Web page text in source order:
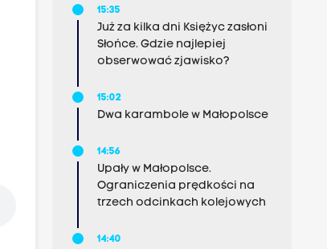
15:35
Już za kilka dni Księżyc zasłoni
Słońce. Gdzie najlepiej
obserwować zjawisko?
15:02
Dwa karambole w Małopolsce
14:56
Upały w Małopolsce.
Ograniczenia prędkości na
trzech odcinkach kolejowych
14:40